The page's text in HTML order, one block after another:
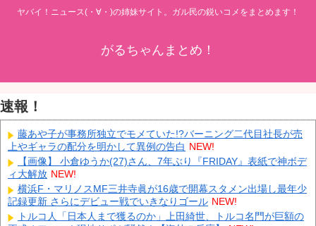
ヤバイ！ニュース(・∀・)の姉妹サイト。ガル民の鋭いコメをまとめます！
がるちゃんまとめ！
速報！
藤あや子が事務所独立でモメていた!?バーニング二代目社長が売
上やギャラの配分を明かして異例の告白 NEW!
【画像】 小倉ゆうか(27)さん、7年ぶり『FRIDAY』表紙で神ボデ
ィ大解放 NEW!
横浜F・マリノスMF三井寺眞が16歳で開幕スタメン出場し最年少
記録更新 さらにデビュー戦でいきなりゴール NEW!
トルコ人「日本人まで獲るのか」上田綺世、トルコ名門が巨額の